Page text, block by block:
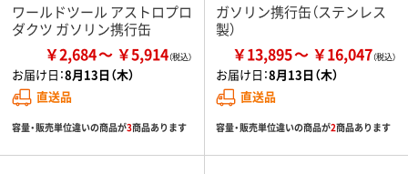
ワールドツール アストロプロ
ダクツ ガソリン携行缶
￥2,684 ￥5,914
お届け日：8月13日（木）
直送品
容量・販売単位違いの商品が3商品あります
ガソリン携行缶（ステンレス
製）
￥13,895 ￥16,047
お届け日：8月13日（木）
直送品
容量・販売単位違いの商品が2商品あります